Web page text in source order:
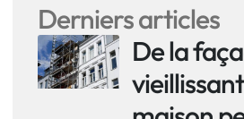
Derniers articles
De la